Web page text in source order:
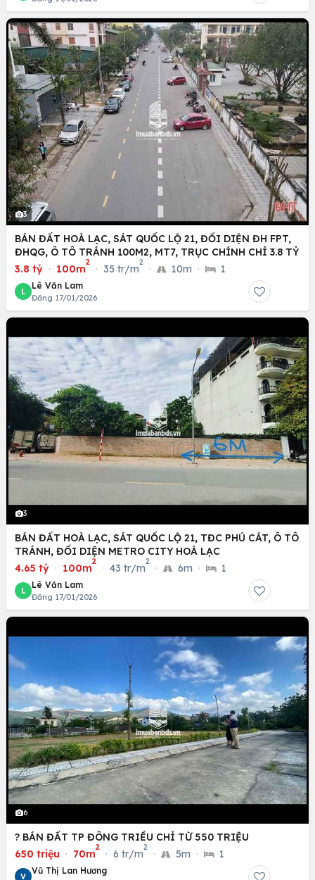
3
BÁN ĐẤT HOÀ LẠC, SÁT QUỐC LỘ 21, ĐỐI DIỆN ĐH FPT,
ĐHQG, Ô TÔ TRÁNH 100M2, MT7, TRỤC CHÍNH CHỈ 3.8 TỶ
3.8 tỷ · 100m
2
· 35 tr/m
2
· 10m · 1
L
Lê Văn Lam
Đăng 17/01/2026
3
BÁN ĐẤT HOÀ LẠC, SÁT QUỐC LỘ 21, TĐC PHÚ CÁT, Ô TÔ
TRÁNH, ĐỐI DIỆN METRO CITY HOÀ LẠC
4.65 tỷ · 100m
2
· 43 tr/m
2
· 6m · 1
L
Lê Văn Lam
Đăng 17/01/2026
6
? BÁN ĐẤT TP ĐÔNG TRIỀU CHỈ TỪ 550 TRIỆU
650 triệu · 70m
2
· 6 tr/m
2
· 5m · 1
V
Vũ Thị Lan Hương